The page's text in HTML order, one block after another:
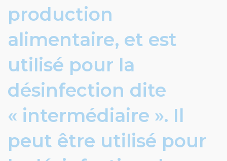
production
alimentaire, et est
utilisé pour la
désinfection dite
« intermédiaire ». Il
peut être utilisé pour